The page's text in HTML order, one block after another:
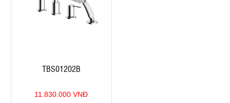
TBS01202B
11.830.000 VNĐ